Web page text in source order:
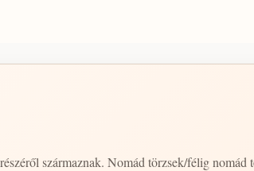
származnak. Nomád törzsek/félig nomád